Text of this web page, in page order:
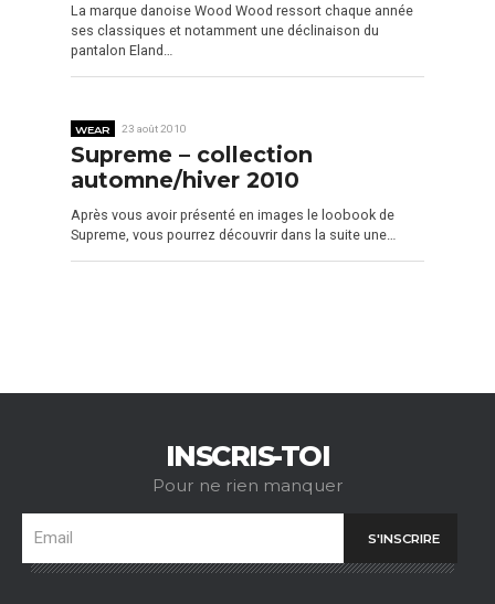
La marque danoise Wood Wood ressort chaque année
ses classiques et notamment une déclinaison du
pantalon Eland…
WEAR 23 août 2010
Supreme – collection
automne/hiver 2010
Après vous avoir présenté en images le loobook de
Supreme, vous pourrez découvrir dans la suite une…
INSCRIS-TOI
Pour ne rien manquer